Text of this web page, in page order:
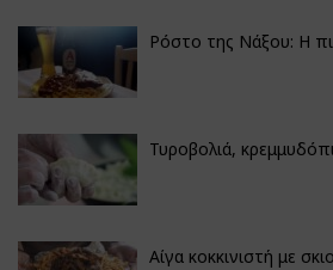
Ρόστο της Νάξου: Η
Τυροβολιά,
Αίγα κοκκινιστή με